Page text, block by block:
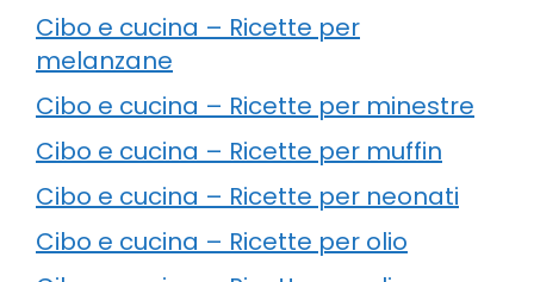
Cibo e cucina – Ricette per
melanzane
Cibo e cucina – Ricette per minestre
Cibo e cucina – Ricette per muffin
Cibo e cucina – Ricette per neonati
Cibo e cucina – Ricette per olio